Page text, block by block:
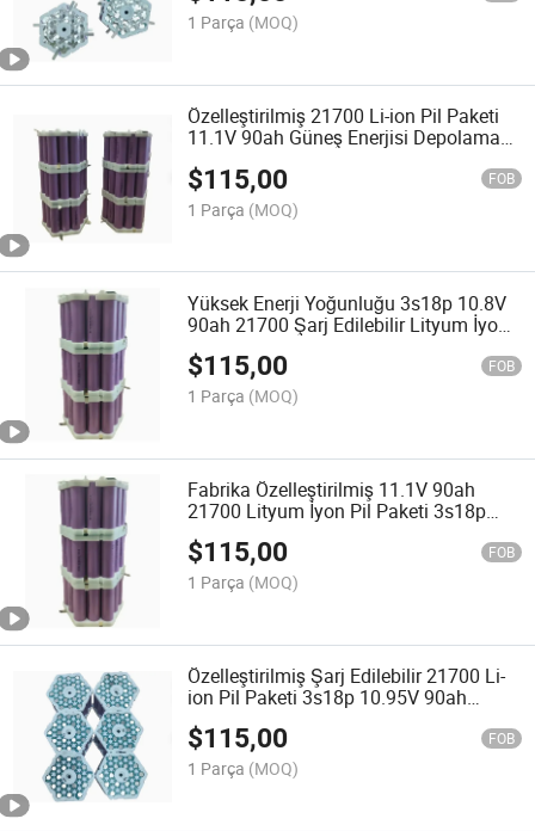
1 Parça (MOQ)
Özelleştirilmiş 21700 Li-ion Pil Paketi
11.1V 90ah Güneş Enerjisi Depolama
$115,00 FOB
1 Parça (MOQ)
Yüksek Enerji Yoğunluğu 3s18p 10.8V
90ah 21700 Şarj Edilebilir Lityum İyon
Pil Paketi Taşınabilir Güç İstasyonu için
$115,00 FOB
1 Parça (MOQ)
Fabrika Özelleştirilmiş 11.1V 90ah
21700 Lityum İyon Pil Paketi 3s18p
Şarj Edilebilir Li-ion Pil 5000mAh
Hücreleri ile Dış Mekan Enerji
Depolama Sistemi
$115,00 FOB
1 Parça (MOQ)
Özelleştirilmiş Şarj Edilebilir 21700 Li-
ion Pil Paketi 3s18p 10.95V 90ah
Yüksek Kapasiteli Lityum Pil Yedek Güç
Kaynağı Ess RV Deniz Sistemi için
$115,00 FOB
1 Parça (MOQ)